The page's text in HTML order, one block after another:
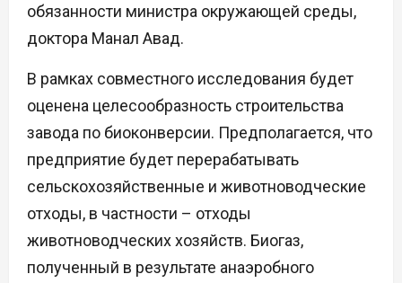
обязанности министра окружающей среды,
доктора Манал Авад.
В рамках совместного исследования будет
оценена целесообразность строительства
завода по биоконверсии. Предполагается, что
предприятие будет перерабатывать
сельскохозяйственные и животноводческие
отходы, в частности – отходы
животноводческих хозяйств. Биогаз,
полученный в результате анаэробного